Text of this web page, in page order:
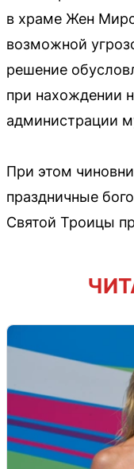
в храме Жен
возможной
решение
при нахождении
администрации
При этом
праздничные
Святой Троицы